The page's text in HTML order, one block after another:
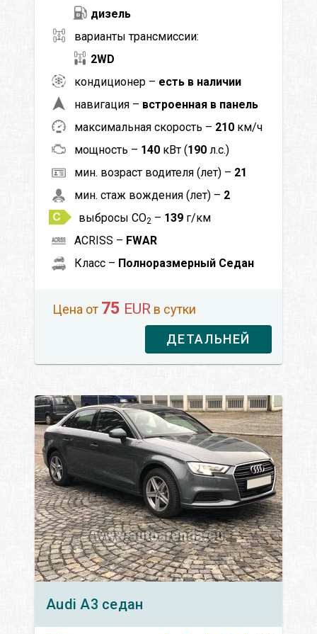
дизель
варианты трансмиссии:
2WD
кондиционер – есть в наличии
навигация – встроенная в панель
максимальная скорость – 210 км/ч
мощность – 140 кВт (190 л.с.)
мин. возраст водителя (лет) – 21
мин. стаж вождения (лет) – 2
выбросы CO2 – 139 г/км
ACRISS – FWAR
Класс – Полноразмерный Седан
Цена от 75 EUR в сутки
ДЕТАЛЬНЕЙ
Audi A3 седан